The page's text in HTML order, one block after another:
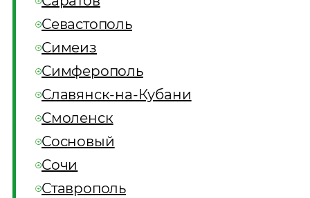
Севастополь
Симеиз
Симферополь
Славянск-на-Кубани
Смоленск
Сосновый
Сочи
Ставрополь